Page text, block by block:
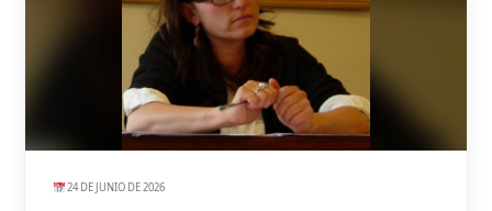
24 DE JUNIO DE 2026